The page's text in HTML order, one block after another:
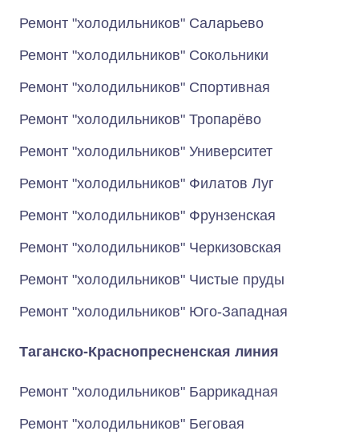
Ремонт "холодильников" Саларьево
Ремонт "холодильников" Сокольники
Ремонт "холодильников" Спортивная
Ремонт "холодильников" Тропарёво
Ремонт "холодильников" Университет
Ремонт "холодильников" Филатов Луг
Ремонт "холодильников" Фрунзенская
Ремонт "холодильников" Черкизовская
Ремонт "холодильников" Чистые пруды
Ремонт "холодильников" Юго-Западная
Таганско-Краснопресненская линия
Ремонт "холодильников" Баррикадная
Ремонт "холодильников" Беговая